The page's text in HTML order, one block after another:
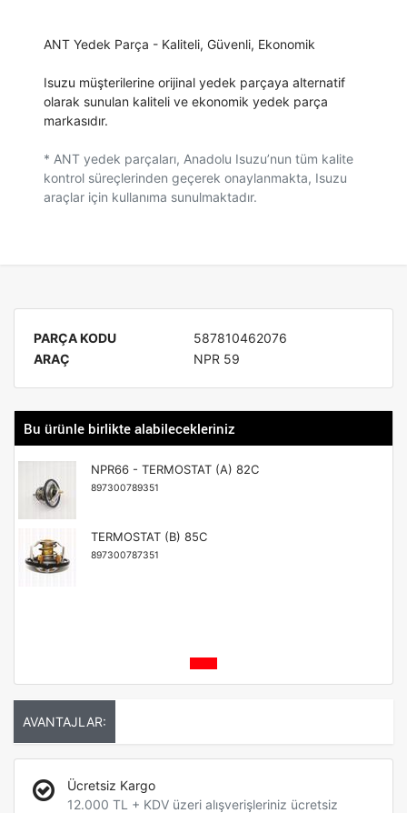
ANT Yedek Parça - Kaliteli, Güvenli, Ekonomik
Isuzu müşterilerine orijinal yedek parçaya alternatif
olarak sunulan kaliteli ve ekonomik yedek parça
markasıdır.
* ANT yedek parçaları, Anadolu Isuzu’nun tüm kalite
kontrol süreçlerinden geçerek onaylanmakta, Isuzu
araçlar için kullanıma sunulmaktadır.
PARÇA KODU
587810462076
ARAÇ
NPR 59
Bu ürünle birlikte alabilecekleriniz
NPR66 - TERMOSTAT (A) 82C
897300789351
TERMOSTAT (B) 85C
897300787351
AVANTAJLAR:
Ücretsiz Kargo
12.000 TL + KDV üzeri alışverişleriniz ücretsiz